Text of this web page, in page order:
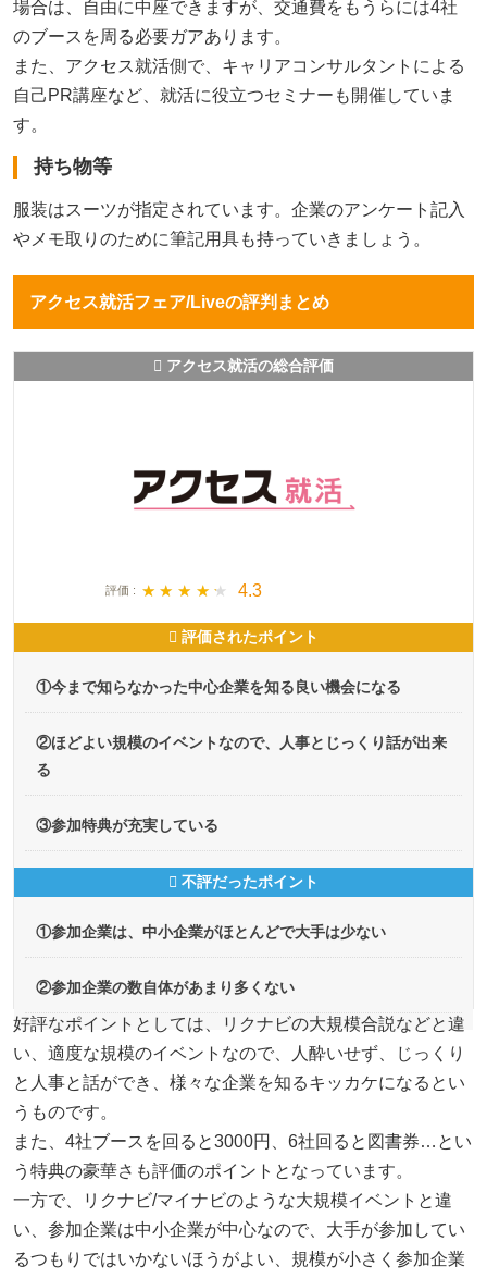
場合は、自由に中座できますが、交通費をもうらには4社
のブースを周る必要ガアあります。
また、アクセス就活側で、キャリアコンサルタントによる
自己PR講座など、就活に役立つセミナーも開催していま
す。
持ち物等
服装はスーツが指定されています。企業のアンケート記入
やメモ取りのために筆記用具も持っていきましょう。
アクセス就活フェア/Liveの評判まとめ
アクセス就活の総合評価
評価 : ★ ★ ★ ★ ★
★ ★ ★ ★ ★ 4.3
評価されたポイント
①今まで知らなかった中心企業を知る良い機会になる
②ほどよい規模のイベントなので、人事とじっくり話が出来
る
③参加特典が充実している
不評だったポイント
①参加企業は、中小企業がほとんどで大手は少ない
②参加企業の数自体があまり多くない
好評なポイントとしては、リクナビの大規模合説などと違
い、適度な規模のイベントなので、人酔いせず、じっくり
と人事と話ができ、様々な企業を知るキッカケになるとい
うものです。
また、4社ブースを回ると3000円、6社回ると図書券…とい
う特典の豪華さも評価のポイントとなっています。
一方で、リクナビ/マイナビのような大規模イベントと違
い、参加企業は中小企業が中心なので、大手が参加してい
るつもりではいかないほうがよい、規模が小さく参加企業